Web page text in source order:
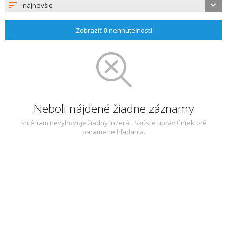
najnovšie
Zobraziť0nehnuteľností
Neboli nájdené žiadne záznamy
Kritériam nevyhovuje žiadny inzerát. Skúste upraviť niektoré
parametre hľadania.